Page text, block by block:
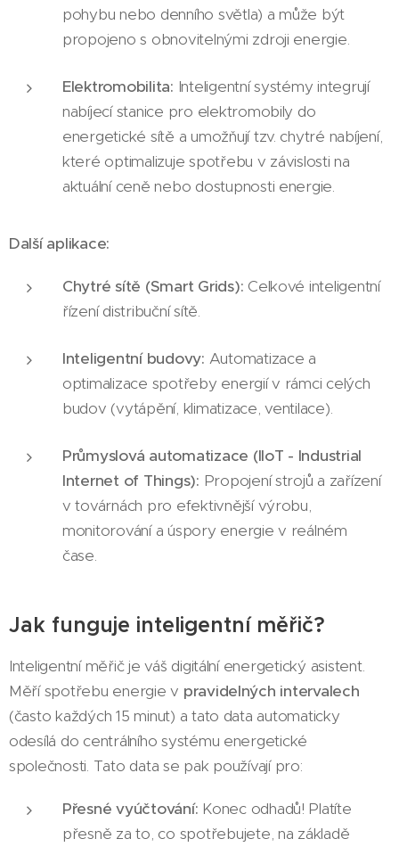
pohybu nebo denního světla) a může být
propojeno s obnovitelnými zdroji energie.
Elektromobilita: Inteligentní systémy integrují
nabíjecí stanice pro elektromobily do
energetické sítě a umožňují tzv. chytré nabíjení,
které optimalizuje spotřebu v závislosti na
aktuální ceně nebo dostupnosti energie.
Další aplikace:
Chytré sítě (Smart Grids): Celkové inteligentní
řízení distribuční sítě.
Inteligentní budovy: Automatizace a
optimalizace spotřeby energií v rámci celých
budov (vytápění, klimatizace, ventilace).
Průmyslová automatizace (IIoT - Industrial
Internet of Things): Propojení strojů a zařízení
v továrnách pro efektivnější výrobu,
monitorování a úspory energie v reálném
čase.
Jak funguje inteligentní měřič?
Inteligentní měřič je váš digitální energetický asistent.
Měří spotřebu energie v pravidelných intervalech
(často každých 15 minut) a tato data automaticky
odesílá do centrálního systému energetické
společnosti. Tato data se pak používají pro:
Přesné vyúčtování: Konec odhadů! Platíte
přesně za to, co spotřebujete, na základě